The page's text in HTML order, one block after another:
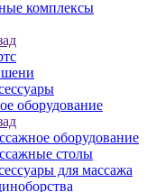
комплексы
оборудование
оборудование
столы
для массажа